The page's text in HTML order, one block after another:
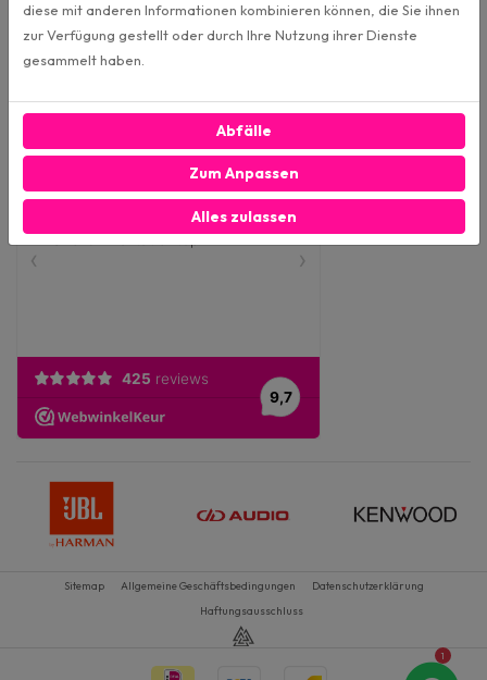
Verfügbar von Montag bis Freitag von 8:00 bis 17:00 Uhr
Verfügbar von Montag bis Freitag von 8:00 bis 17:00 Uhr und am
Samstag von 12:00 bis 17:00 Uhr
Sitemap Allgemeine Geschäftsbedingungen
Datenschutzerklärung
Haftungsausschluss
1
diese mit anderen Informationen kombinieren können, die Sie ihnen
zur Verfügung gestellt oder durch Ihre Nutzung ihrer Dienste
gesammelt haben.
Abfälle
Zum Anpassen
Alles zulassen